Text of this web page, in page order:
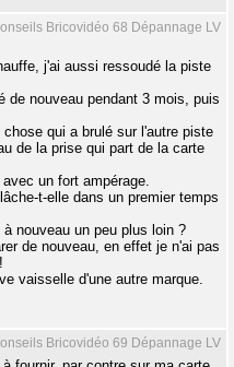
Bricovidéo 68 Dépannage LV
j'ai aussi ressoudé la piste
de nouveau pendant 3 mois, puis
qui a brulé sur l'autre piste
de la prise qui part de la carte
un fort ampérage.
t-elle dans un premier temps
nouveau un peu plus loin ?
de nouveau, en effet je n'ai pas
vaisselle d'une autre marque.
Bricovidéo 69 Dépannage LV